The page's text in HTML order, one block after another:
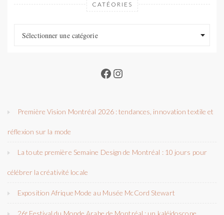
CATÉORIES
Sélectionner une catégorie
Facebook
Instagram
Première Vision Montréal 2026 : tendances, innovation textile et
réflexion sur la mode
La toute première Semaine Design de Montréal : 10 jours pour
célébrer la créativité locale
Exposition Afrique Mode au Musée McCord Stewart
26ᵉ Festival du Monde Arabe de Montréal : un kaléidoscope